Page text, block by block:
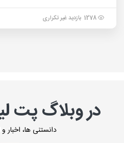
1278 بازدید غیر تکراری
در وبلاگ پت
دانستنی ها، اخبار